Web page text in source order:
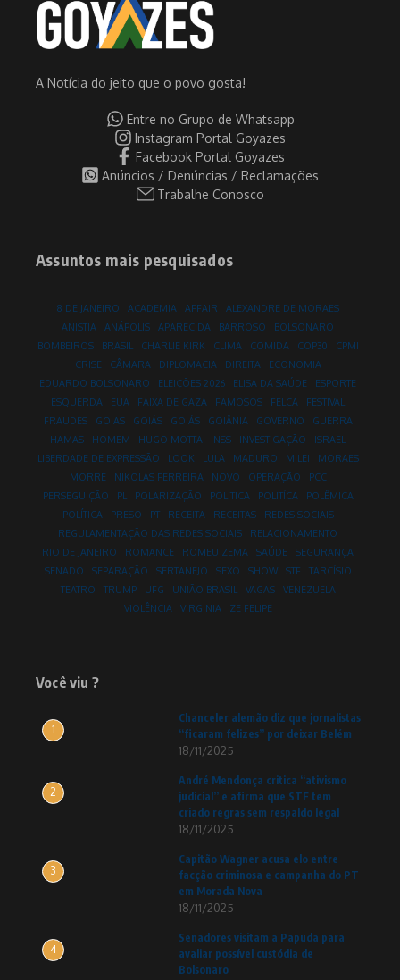
A Notícia do jeito que o povo gosta!
Entre no Grupo de Whatsapp
Instagram Portal Goyazes
Facebook Portal Goyazes
Anúncios / Denúncias / Reclamações
Trabalhe Conosco
Assuntos mais pesquisados
8 DE JANEIRO ACADEMIA AFFAIR
ALEXANDRE DE MORAES
ANISTIA
ANÁPOLIS APARECIDA BARROSO
BOLSONARO
BOMBEIROS
BRASIL CHARLIE KIRK CLIMA COMIDA COP30
CPMI
CRISE
CÂMARA DIPLOMACIA DIREITA
ECONOMIA
EDUARDO BOLSONARO
ELEIÇÕES 2026 ELISA DA SAÚDE
ESPORTE
ESQUERDA
EUA FAIXA DE GAZA FAMOSOS FELCA
FESTIVAL
FRAUDES
GOIAS GOIÁS GOIÁS GOIÂNIA GOVERNO
GUERRA
HAMAS
HOMEM HUGO MOTTA INSS INVESTIGAÇÃO
ISRAEL
LIBERDADE DE EXPRESSÃO
LOOK LULA MADURO MILEI
MORAES
MORRE
NIKOLAS FERREIRA NOVO OPERAÇÃO
PCC
PERSEGUIÇÃO
PL POLARIZAÇÃO POLITICA POLITÍCA
POLÊMICA
POLÍTICA
PRESO PT RECEITA RECEITAS
REDES SOCIAIS
REGULAMENTAÇÃO DAS REDES SOCIAIS
RELACIONAMENTO
RIO DE JANEIRO
ROMANCE ROMEU ZEMA SAÚDE
SEGURANÇA
SENADO
SEPARAÇÃO SERTANEJO SEXO SHOW STF
TARCÍSIO
TEATRO
TRUMP UFG UNIÃO BRASIL VAGAS
VENEZUELA
VIOLÊNCIA
VIRGINIA ZE FELIPE
Você viu ?
1
Chanceler alemão diz que jornalistas
“ficaram felizes” por deixar Belém
18/11/2025
2
André Mendonça critica “ativismo
judicial” e afirma que STF tem
criado regras sem respaldo legal
18/11/2025
3
Capitão Wagner acusa elo entre
facção criminosa e campanha do PT
em Morada Nova
18/11/2025
4
Senadores visitam a Papuda para
avaliar possível custódia de
Bolsonaro